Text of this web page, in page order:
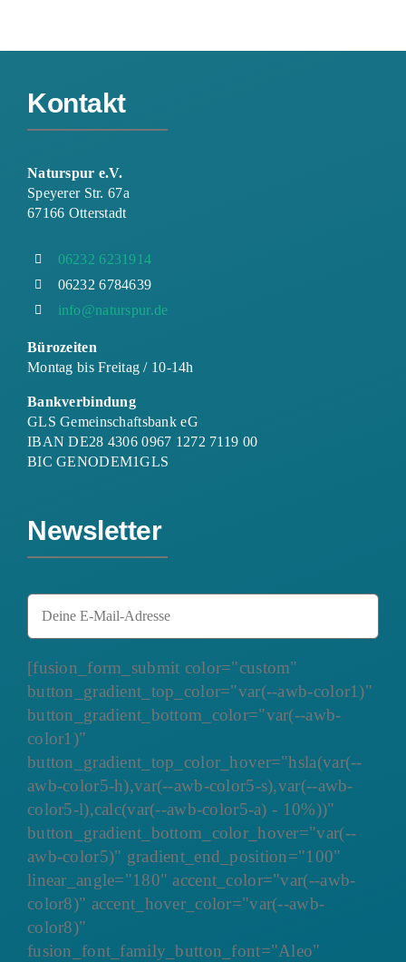
Kontakt
Naturspur e.V.
Speyerer Str. 67a
67166 Otterstadt
06232 6231914
06232 6784639
info@naturspur.de
Bürozeiten
Montag bis Freitag / 10-14h
Bankverbindung
GLS Gemeinschaftsbank eG
IBAN DE28 4306 0967 1272 7119 00
BIC GENODEM1GLS
Newsletter
[fusion_form_submit color="custom"
button_gradient_top_color="var(--awb-color1)"
button_gradient_bottom_color="var(--awb-
color1)"
button_gradient_top_color_hover="hsla(var(--
awb-color5-h),var(--awb-color5-s),var(--awb-
color5-l),calc(var(--awb-color5-a) - 10%))"
button_gradient_bottom_color_hover="var(--
awb-color5)" gradient_end_position="100"
linear_angle="180" accent_color="var(--awb-
color8)" accent_hover_color="var(--awb-
color8)"
fusion_font_family_button_font="Aleo"